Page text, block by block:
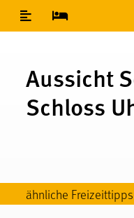
Inhaltsverzeichnis
Aussicht
Schloss
ähnliche Freizeittipps